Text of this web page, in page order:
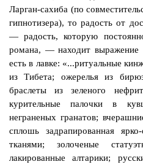
Ларган-сахиба (по
гипнотизера), то радость от
— радость, которую
романа, — находит выражение
есть в лавке: «...ритуальные
из Тибета; ожерелья из
браслеты из зеленого
курительные палочки в
неграненых гранатов;
сплошь задрапированная
тканями; золоченые
лакированныеалтарики;